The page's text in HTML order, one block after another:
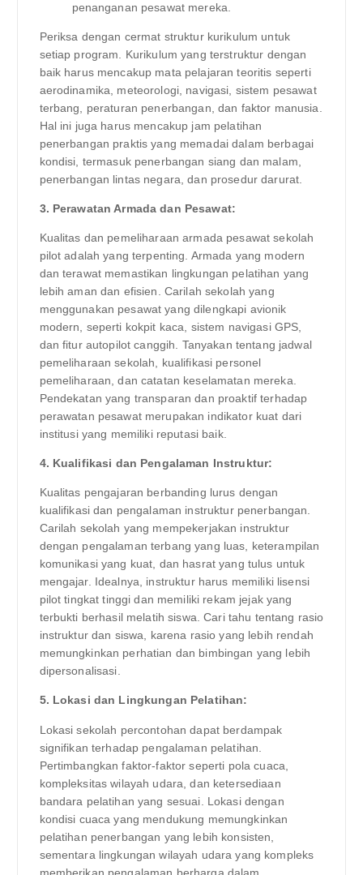
penanganan pesawat mereka.
Periksa dengan cermat struktur kurikulum untuk
setiap program. Kurikulum yang terstruktur dengan
baik harus mencakup mata pelajaran teoritis seperti
aerodinamika, meteorologi, navigasi, sistem pesawat
terbang, peraturan penerbangan, dan faktor manusia.
Hal ini juga harus mencakup jam pelatihan
penerbangan praktis yang memadai dalam berbagai
kondisi, termasuk penerbangan siang dan malam,
penerbangan lintas negara, dan prosedur darurat.
3. Perawatan Armada dan Pesawat:
Kualitas dan pemeliharaan armada pesawat sekolah
pilot adalah yang terpenting. Armada yang modern
dan terawat memastikan lingkungan pelatihan yang
lebih aman dan efisien. Carilah sekolah yang
menggunakan pesawat yang dilengkapi avionik
modern, seperti kokpit kaca, sistem navigasi GPS,
dan fitur autopilot canggih. Tanyakan tentang jadwal
pemeliharaan sekolah, kualifikasi personel
pemeliharaan, dan catatan keselamatan mereka.
Pendekatan yang transparan dan proaktif terhadap
perawatan pesawat merupakan indikator kuat dari
institusi yang memiliki reputasi baik.
4. Kualifikasi dan Pengalaman Instruktur:
Kualitas pengajaran berbanding lurus dengan
kualifikasi dan pengalaman instruktur penerbangan.
Carilah sekolah yang mempekerjakan instruktur
dengan pengalaman terbang yang luas, keterampilan
komunikasi yang kuat, dan hasrat yang tulus untuk
mengajar. Idealnya, instruktur harus memiliki lisensi
pilot tingkat tinggi dan memiliki rekam jejak yang
terbukti berhasil melatih siswa. Cari tahu tentang rasio
instruktur dan siswa, karena rasio yang lebih rendah
memungkinkan perhatian dan bimbingan yang lebih
dipersonalisasi.
5. Lokasi dan Lingkungan Pelatihan:
Lokasi sekolah percontohan dapat berdampak
signifikan terhadap pengalaman pelatihan.
Pertimbangkan faktor-faktor seperti pola cuaca,
kompleksitas wilayah udara, dan ketersediaan
bandara pelatihan yang sesuai. Lokasi dengan
kondisi cuaca yang mendukung memungkinkan
pelatihan penerbangan yang lebih konsisten,
sementara lingkungan wilayah udara yang kompleks
memberikan pengalaman berharga dalam